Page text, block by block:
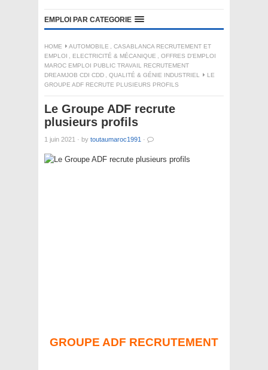
EMPLOI PAR CATEGORIE
HOME AUTOMOBILE , CASABLANCA RECRUTEMENT ET
EMPLOI , ELECTRICITÉ & MÉCANIQUE , OFFRES D'EMPLOI
MAROC EMPLOI PUBLIC TRAVAIL RECRUTEMENT
DREAMJOB CDI CDD , QUALITÉ & GÉNIE INDUSTRIEL
LE
GROUPE ADF RECRUTE PLUSIEURS PROFILS
Le Groupe ADF recrute
plusieurs profils
1 juin 2021 · by toutaumaroc1991 ·
GROUPE ADF RECRUTEMENT